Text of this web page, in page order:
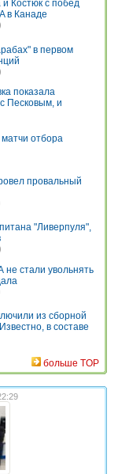
и Костюк с побед
в Канаде
в первом
показала
Песковым, и
отбора
провальный
"Ливерпуля",
стали увольнять
из сборной
в составе
больше TOP